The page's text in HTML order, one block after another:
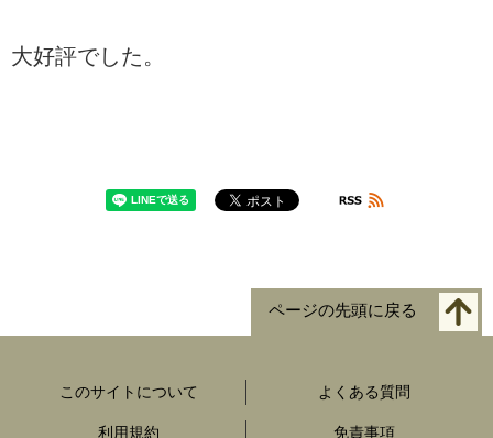
大好評でした。
ページの先頭に戻る
このサイトについて よくある質問
利用規約 免責事項